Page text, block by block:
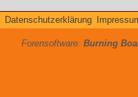
Datenschutzerklärung
Forensoftware: Burning